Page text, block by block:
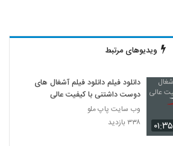
ویدیوهای مرتبط
۰۱:۳۵
دانلود فیلم دانلود فیلم آشغال های
دوست داشتنی با کیفیت عالی
وب سایت پاپ ملو
۳۳۸ بازدید